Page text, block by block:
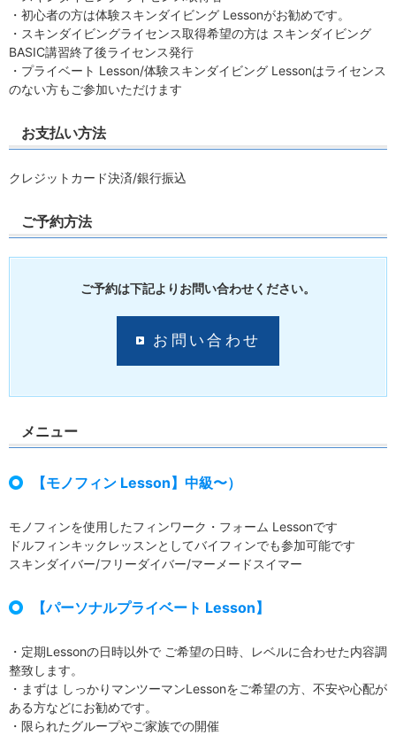
・初心者の方は体験スキンダイビング Lessonがお勧めです。
・スキンダイビングライセンス取得希望の方は スキンダイビング
BASIC講習終了後ライセンス発行
・プライベート Lesson/体験スキンダイビング Lessonはライセンス
のない方もご参加いただけます
お支払い方法
クレジットカード決済/銀行振込
ご予約方法
ご予約は下記よりお問い合わせください。
お問い合わせ
メニュー
【モノフィン Lesson】中級〜）
モノフィンを使用したフィンワーク・フォーム Lessonです
ドルフィンキックレッスンとしてバイフィンでも参加可能です
スキンダイバー/フリーダイバー/マーメードスイマー
【パーソナルプライベート Lesson】
・定期Lessonの日時以外で ご希望の日時、レベルに合わせた内容調
整致します。
・まずは しっかりマンツーマンLessonをご希望の方、不安や心配が
ある方などにお勧めです。
・限られたグループやご家族での開催